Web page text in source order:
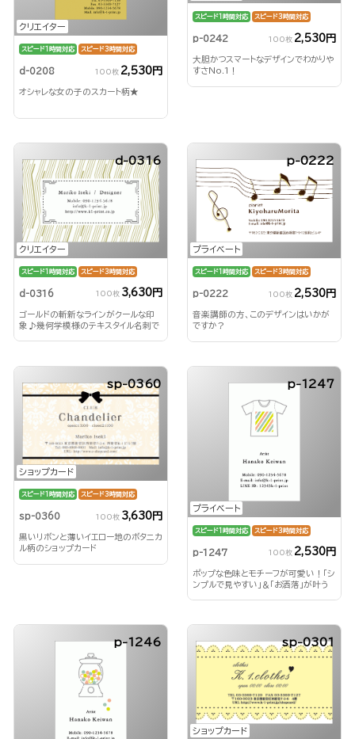
クリエイター
スピード1時間対応 スピード3時間対応
d-0208 100枚 2,530円
オシャレな女の子のスカート柄★
スピード1時間対応 スピード3時間対応
p-0242 100枚 2,530円
大胆かつスマートなデザインでわかりや
すさNo.1！
クリエイター
d-0316
スピード1時間対応 スピード3時間対応
d-0316 100枚 3,630円
ゴールドの斬新なラインがクールな印
象♪幾何学模様のテキスタイル名刺で
プライベート
p-0222
スピード1時間対応 スピード3時間対応
p-0222 100枚 2,530円
音楽講師の方、このデザインはいかが
ですか？
ショップカード
sp-0360
スピード1時間対応 スピード3時間対応
sp-0360 100枚 3,630円
黒いリボンと薄いイエロー地のボタニカ
ル柄のショップカード
プライベート
p-1247
スピード1時間対応 スピード3時間対応
p-1247 100枚 2,530円
ポップな色味とモチーフが可愛い！「シ
ンプルで見やすい」＆「お洒落」が叶う
p-1246
ショップカード
sp-0301